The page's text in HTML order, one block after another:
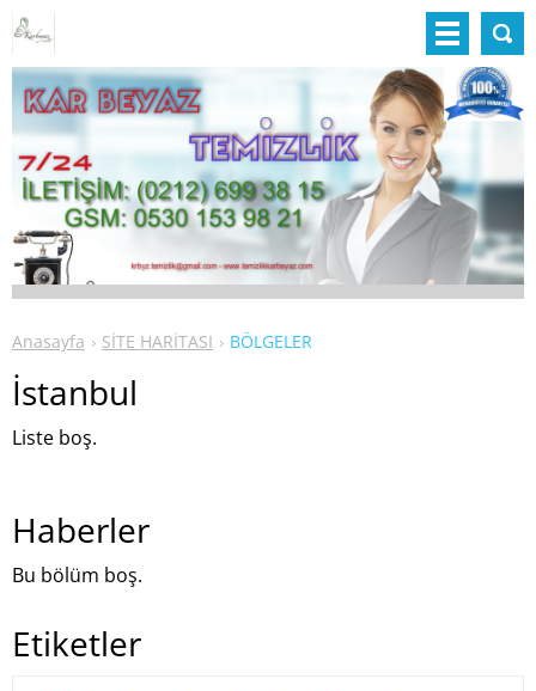
Anasayfa SİTE HARİTASI BÖLGELER
İstanbul
Liste boş.
Haberler
Bu bölüm boş.
Etiketler